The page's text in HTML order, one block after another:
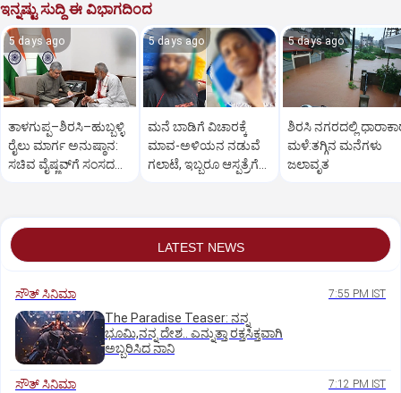
ಇನ್ನಷ್ಟು ಸುದ್ದಿ ಈ ವಿಭಾಗದಿಂದ
5 days ago
ತಾಳಗುಪ್ಪ–ಶಿರಸಿ–ಹುಬ್ಬಳ್ಳಿ
ರೈಲು ಮಾರ್ಗ ಅನುಷ್ಠಾನ:
ಸಚಿವ ವೈಷ್ಣವ್‌ಗೆ ಸಂಸದ
5 days ago
ಮನೆ ಬಾಡಿಗೆ ವಿಚಾರಕ್ಕೆ
ಮಾವ-ಅಳಿಯನ ನಡುವೆ
ಗಲಾಟೆ, ಇಬ್ಬರೂ ಆಸ್ಪತ್ರೆಗೆ
5 days ago
ಶಿರಸಿ ನಗರದಲ್ಲಿ
ಮಳೆ:ತಗ್ಗಿನ ಮನೆಗಳು
ಜಲಾವೃತ
LATEST NEWS
ಸೌತ್‌ ಸಿನಿಮಾ 7:55 PM IST
The Paradise Teaser: ನನ್ನ
ಭೂಮಿ,ನನ್ನ ದೇಶ.. ಎನ್ನುತ್ತಾ ರಕ್ತಸಿಕ್ತವಾಗಿ
ಅಬ್ಬರಿಸಿದ ನಾನಿ
ಸೌತ್‌ ಸಿನಿಮಾ 7:12 PM IST